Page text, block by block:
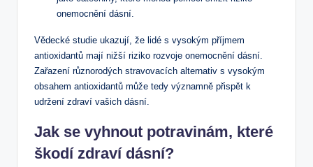
onemocnění dásní.
Vědecké studie ukazují, že lidé s⁢ vysokým příjmem
antioxidantů mají nižší riziko rozvoje onemocnění dásní.
Zařazení různorodých ⁣stravovacích alternativ s vysokým
obsahem antioxidantů může​ tedy významně přispět k
udržení zdraví vašich dásní.
Jak se vyhnout⁢ potravinám, které
škodí zdraví dásní?